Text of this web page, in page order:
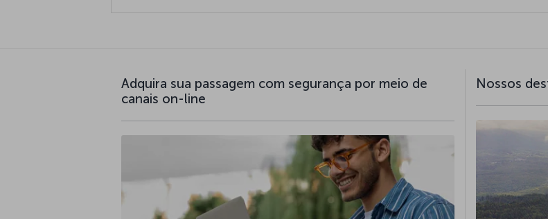
Adquira sua passagem com segurança por meio de
canais on-line
Nossos